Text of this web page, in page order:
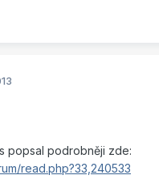
popsal podrobněji zde:
read.php?33,240533